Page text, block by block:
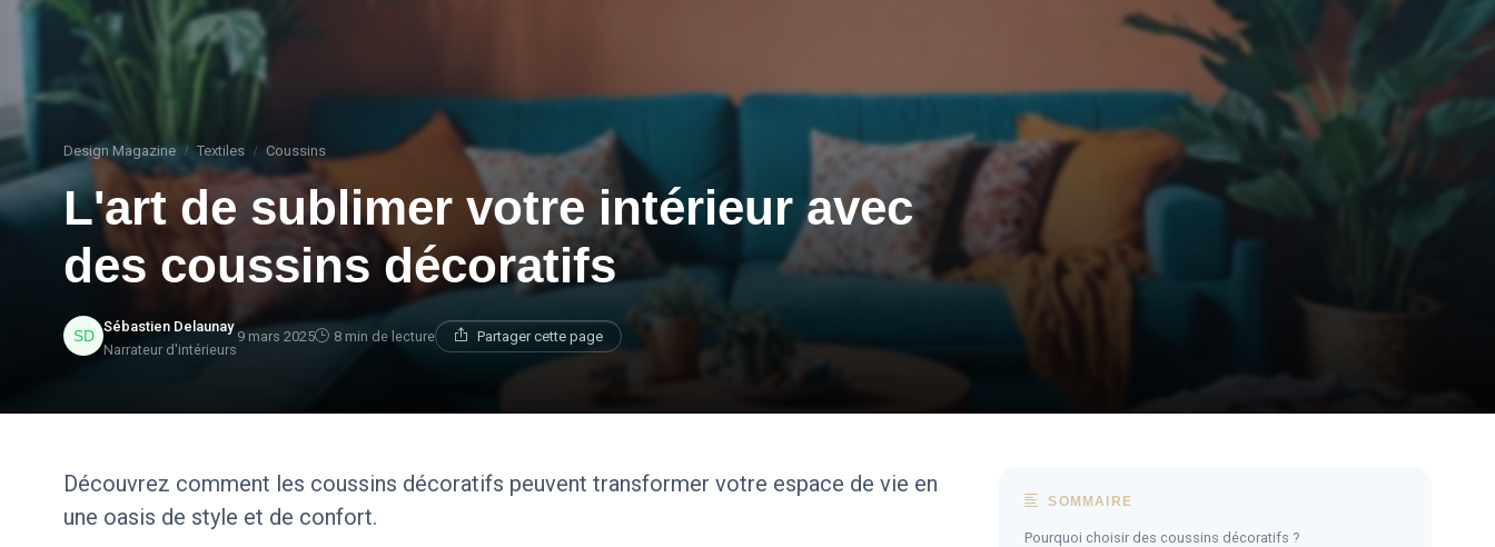
Design Magazine Textiles Coussins
L'art de sublimer votre intérieur avec
des coussins décoratifs
Sébastien Delaunay
Narrateur d'intérieurs
9 mars 2025 8 min de lecture Partager cette page
Découvrez comment les coussins décoratifs peuvent transformer votre espace de vie en
une oasis de style et de confort.
SOMMAIRE
Pourquoi choisir des coussins décoratifs ?